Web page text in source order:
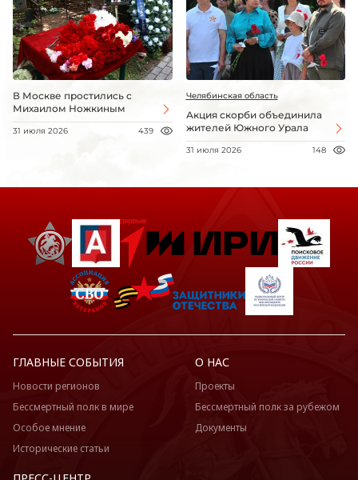
В Москве простились с
Михаилом Ножкиным
31 июля 2026 439
Челябинская область
Акция скорби объединила
жителей Южного Урала
31 июля 2026 148
ГЛАВНЫЕ СОБЫТИЯ
Новости регионов
Бессмертный полк в мире
Особое мнение
Исторические статьи
О НАС
Проекты
Бессмертный полк за рубежом
Документы